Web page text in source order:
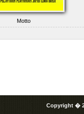
Motto
Copyright �